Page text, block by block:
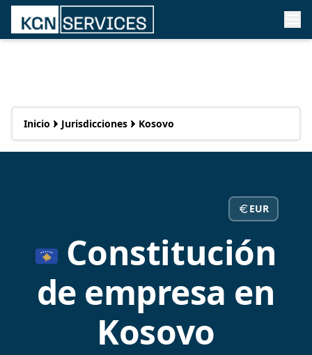
Inicio Jurisdicciones Kosovo
EUR
Constitución
de empresa en
Kosovo